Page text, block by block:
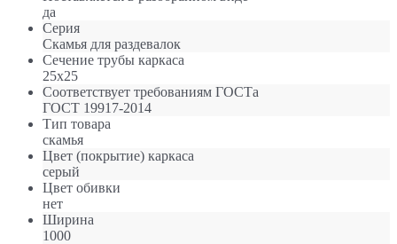
да
Серия
Скамья для раздевалок
Сечение трубы каркаса
25х25
Соответствует требованиям ГОСТа
ГОСТ 19917-2014
Тип товара
скамья
Цвет (покрытие) каркаса
серый
Цвет обивки
нет
Ширина
1000